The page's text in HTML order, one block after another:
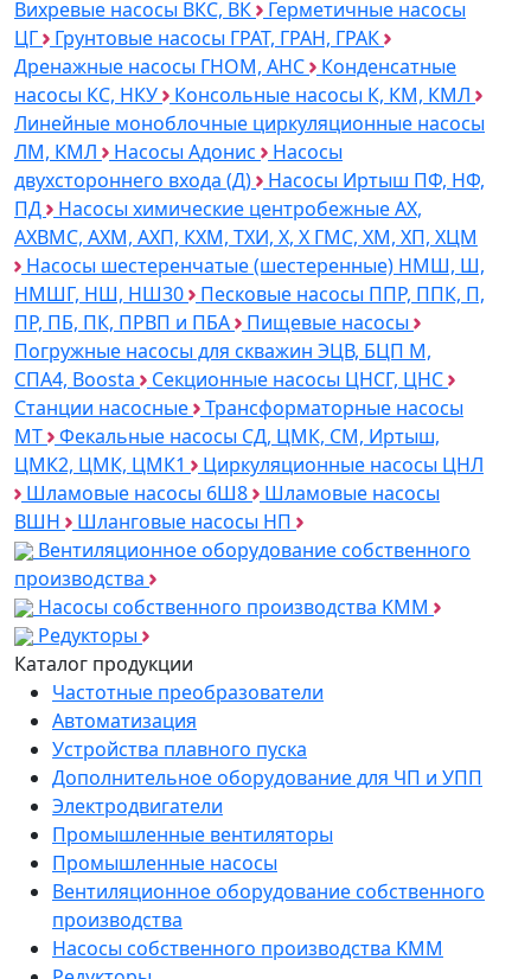
Вихревые насосы ВКС, ВК
Герметичные насосы
ЦГ
Грунтовые насосы ГРАТ, ГРАН, ГРАК
Дренажные насосы ГНОМ, АНС
Конденсатные
насосы КС, НКУ
Консольные насосы К, КМ, КМЛ
Линейные моноблочные циркуляционные насосы
ЛМ, КМЛ
Насосы Адонис
Насосы
двухстороннего входа (Д)
Насосы Иртыш ПФ, НФ,
ПД
Насосы химические центробежные АХ,
АХВМС, АХМ, АХП, КХМ, ТХИ, Х, Х ГМС, ХМ, ХП, ХЦМ
Насосы шестеренчатые (шестеренные) НМШ, Ш,
НМШГ, НШ, НШ30
Песковые насосы ППР, ППК, П,
ПР, ПБ, ПК, ПРВП и ПБА
Пищевые насосы
Погружные насосы для скважин ЭЦВ, БЦП М,
СПА4, Boosta
Секционные насосы ЦНСГ, ЦНС
Станции насосные
Трансформаторные насосы
МТ
Фекальные насосы СД, ЦМК, СМ, Иртыш,
ЦМК2, ЦМК, ЦМК1
Циркуляционные насосы ЦНЛ
Шламовые насосы 6Ш8
Шламовые насосы
ВШН
Шланговые насосы НП
Вентиляционное оборудование собственного
производства
Насосы собственного производства KMM
Редукторы
Каталог продукции
Частотные преобразователи
Автоматизация
Устройства плавного пуска
Дополнительное оборудование для ЧП и УПП
Электродвигатели
Промышленные вентиляторы
Промышленные насосы
Вентиляционное оборудование собственного
производства
Насосы собственного производства KMM